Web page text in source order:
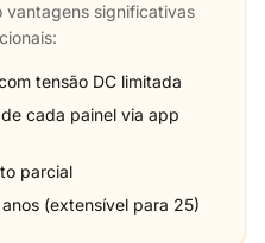
vantagens significativas
tensão DC limitada
cada painel via app
parcial
(extensível para 25)